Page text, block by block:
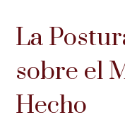
La
sobre el
Hecho